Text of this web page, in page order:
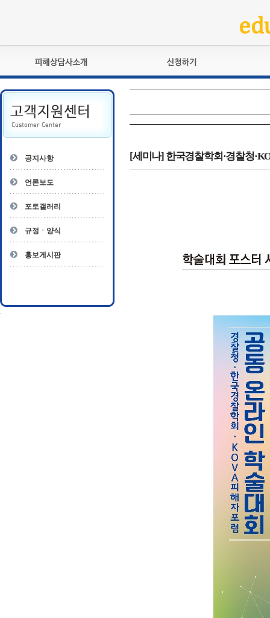
피해상담사란?
자격관리규정
상담사 자격증 확인
- 피해상담사 1급
- 전문수련감독자
- 전문수련기관
교육훈련
자격복원
공지사항
언론보도
포토갤러리
규정ㆍ양식
홍보게시판
[세미나] 한국경찰학회·경찰청